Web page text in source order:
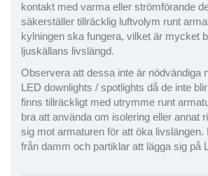
kontakt med varma eller strömförande
säkerställer tillräcklig luftvolym runt
kylningen ska fungera, vilket är mycket
ljuskällans livslängd.
Observera att dessa inte är nödvändiga
LED downlights / spotlights då de inte
finns tillräckligt med utrymme runt
bra att använda om isolering eller annat
sig mot armaturen för att öka
från damm och partiklar att lägga sig på